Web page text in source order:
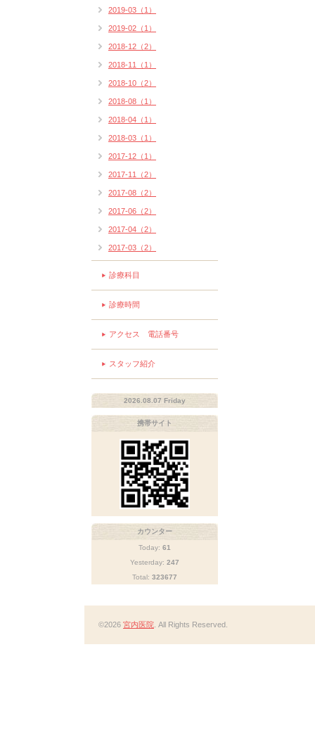
2019-03（1）
2019-02（1）
2018-12（2）
2018-11（1）
2018-10（2）
2018-08（1）
2018-04（1）
2018-03（1）
2017-12（1）
2017-11（2）
2017-08（2）
2017-06（2）
2017-04（2）
2017-03（2）
診療科目
診療時間
アクセス 電話番号
スタッフ紹介
2026.08.07 Friday
携帯サイト
カウンター
Today: 61
Yesterday: 247
Total: 323677
©2026 宮内医院 . All Rights Reserved.